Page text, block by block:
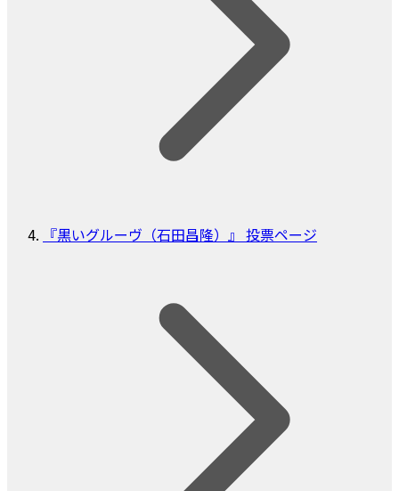
『黒いグルーヴ（石田昌隆）』 投票ページ